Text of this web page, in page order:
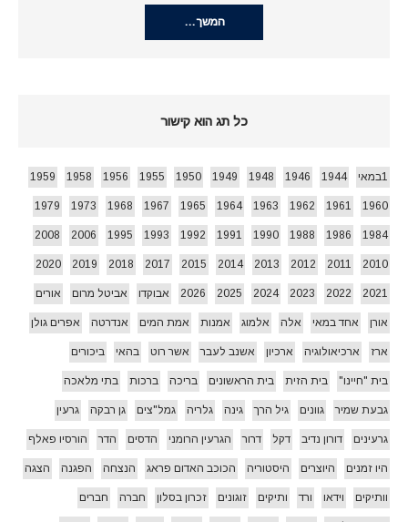
המשך…
כל תג הוא קישור
1במאי 1944
1946
1948
1949
1950
1955
1956
1958
1959
1960
1961
1962
1963
1964
1965
1967
1968
1973
1979
1984
1986
1988
1990
1991
1992
1993
1995
2006
2008
2010
2011
2012
2013
2014
2015
2017
2018
2019
2020
2021
2022
2023
2024
2025
2026 אבוקדו אביטל מרום אורים
אורן אחד במאי אלה אלמוג אמנות אמת המים אנדרטה אפרים גולן
ארז ארכיאולוגיה ארכיון אשנב לעבר אשר רוט בהאי ביכורים
בית "חיינו" בית הזית בית הראשונים בריכה ברכות בתי מלאכה
גבעת שמיר גוונים גיל הרך גינה גלריה גמל"צים גן רבקה גרעין
גרעינים דורון נדיב דקל דרור הגרעין הרומני הדסים הדר הורסיו פאלף
היו זמנים היוצרים היסטוריה הכוכב האדום פראג הנצחה הפגנה הצגה
וותיקים וידאו ורד ותיקים זוגונים זכרון בסלון חברה חברים